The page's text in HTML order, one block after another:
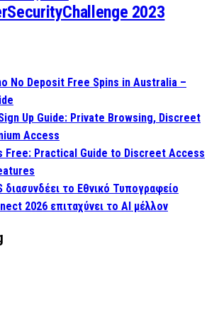
2023
No Deposit Free Spins in Australia –
Up Guide: Private Browsing, Discreet
Access
Free: Practical Guide to Discreet Access
διασυνδέει το Εθνικό Τυπογραφείο
2026 επιταχύνει το AI μέλλον